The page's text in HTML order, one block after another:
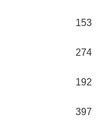
153
274
192
397